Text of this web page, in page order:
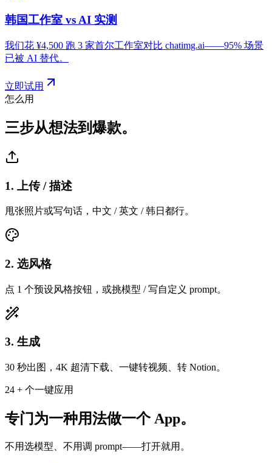
韩国工作室 vs AI 实测
我们花 ¥4,500 跑 3 家首尔工作室对比 chatimg.ai——95% 场景
已被 AI 替代。
立即试用
怎么用
三步从想法到爆款。
1. 上传 / 描述
甩张照片或写句话，中文 / 英文 / 韩日都行。
2. 选风格
点 1 个预设风格按钮，或挑模型 / 写自定义 prompt。
3. 生成
30 秒出图，4K 超清下载、一键转视频、转 Notion。
24 + 个一键应用
专门为一种用法做一个 App。
不用选模型、不用调 prompt——打开就用。